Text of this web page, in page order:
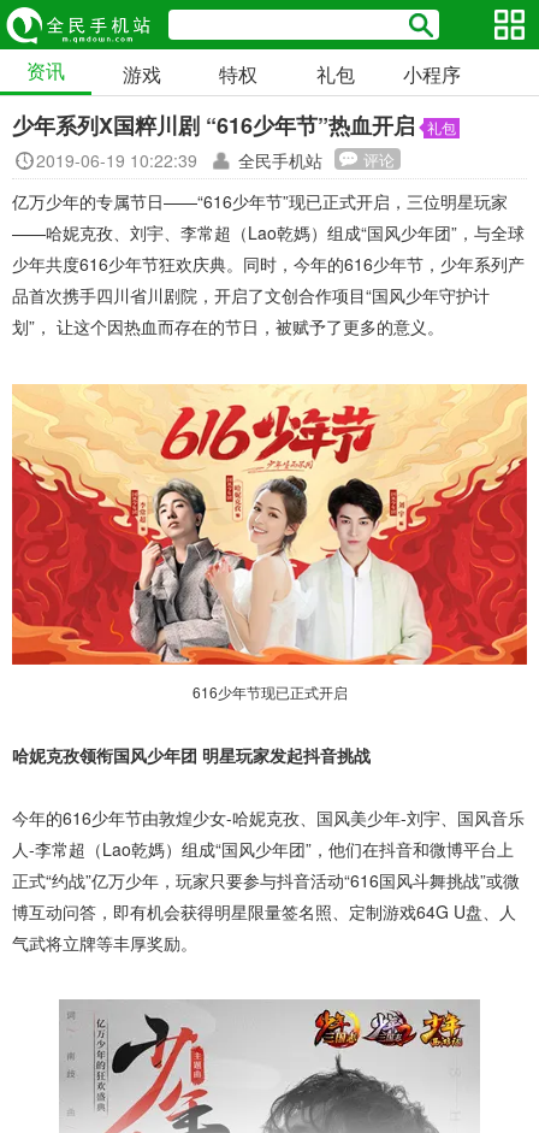
资讯 游戏 特权 礼包 小程序
少年系列X国粹川剧 “616少年节”热血开启 礼包
2019-06-19 10:22:39 全民手机站 评论
亿万少年的专属节日——“616少年节”现已正式开启，三位明星玩家
——哈妮克孜、刘宇、李常超（Lao乾媽）组成“国风少年团”，与全球
少年共度616少年节狂欢庆典。同时，今年的616少年节，少年系列产
品首次携手四川省川剧院，开启了文创合作项目“国风少年守护计
划”， 让这个因热血而存在的节日，被赋予了更多的意义。
616少年节现已正式开启
哈妮克孜领衔国风少年团 明星玩家发起抖音挑战
今年的616少年节由敦煌少女-哈妮克孜、国风美少年-刘宇、国风音乐
人-李常超（Lao乾媽）组成“国风少年团”，他们在抖音和微博平台上
正式“约战”亿万少年，玩家只要参与抖音活动“616国风斗舞挑战”或微
博互动问答，即有机会获得明星限量签名照、定制游戏64G U盘、人
气武将立牌等丰厚奖励。